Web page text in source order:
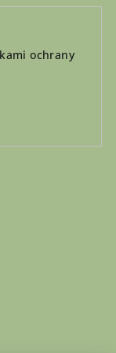
ochrany